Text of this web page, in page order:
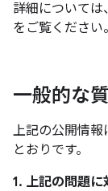
詳細については、
をご覧ください。
一般的な
上記の公開情報
とおりです。
1. 上記の問題